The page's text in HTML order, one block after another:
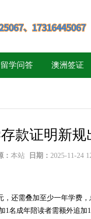
留学问答 澳洲签证
款证明新
： 本站 日期： 2025-11-24
还需叠加至少一年学费，
名成年陪读者需额外追加